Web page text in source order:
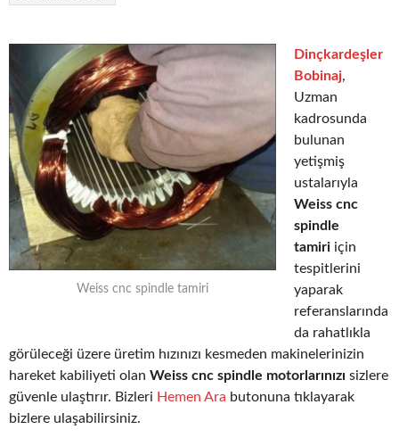
Weiss cnc spindle tamiri
Dinçkardeşler
Bobinaj,
Uzman
kadrosunda
bulunan
yetişmiş
ustalarıyla
Weiss cnc
spindle
tamiri için
tespitlerini
yaparak
referanslarında
da rahatlıkla
görüleceği üzere üretim hızınızı kesmeden makinelerinizin
hareket kabiliyeti olan Weiss cnc spindle motorlarınızı sizlere
güvenle ulaştırır. Bizleri Hemen Ara butonuna tıklayarak
bizlere ulaşabilirsiniz.